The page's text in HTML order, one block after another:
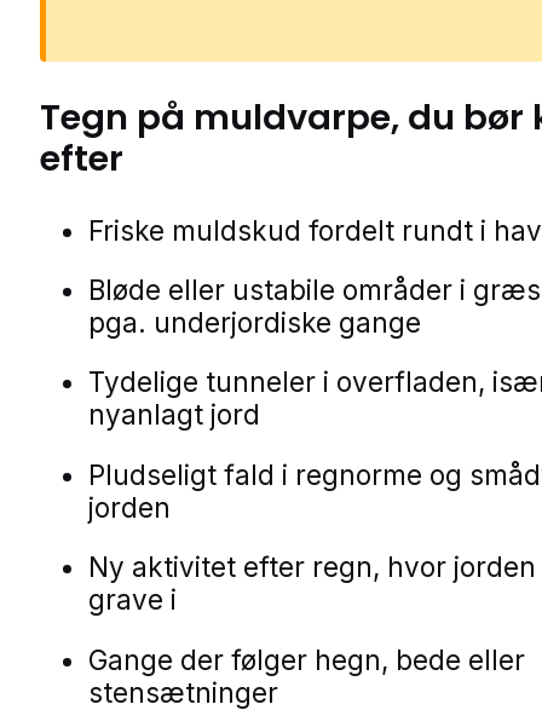
Tegn på muldvarpe, du bør
efter
Friske muldskud fordelt rundt i
Bløde eller ustabile områder i
pga. underjordiske gange
Tydelige tunneler i overfladen,
nyanlagt jord
Pludseligt fald i regnorme og
jorden
Ny aktivitet efter regn, hvor
grave i
Gange der følger hegn, bede eller
stensætninger